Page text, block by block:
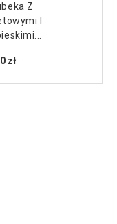
Z
I
zł